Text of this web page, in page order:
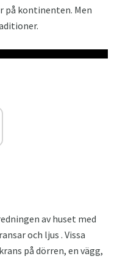
på kontinenten. Men
av huset med
och ljus . Vissa
på dörren, en vägg,